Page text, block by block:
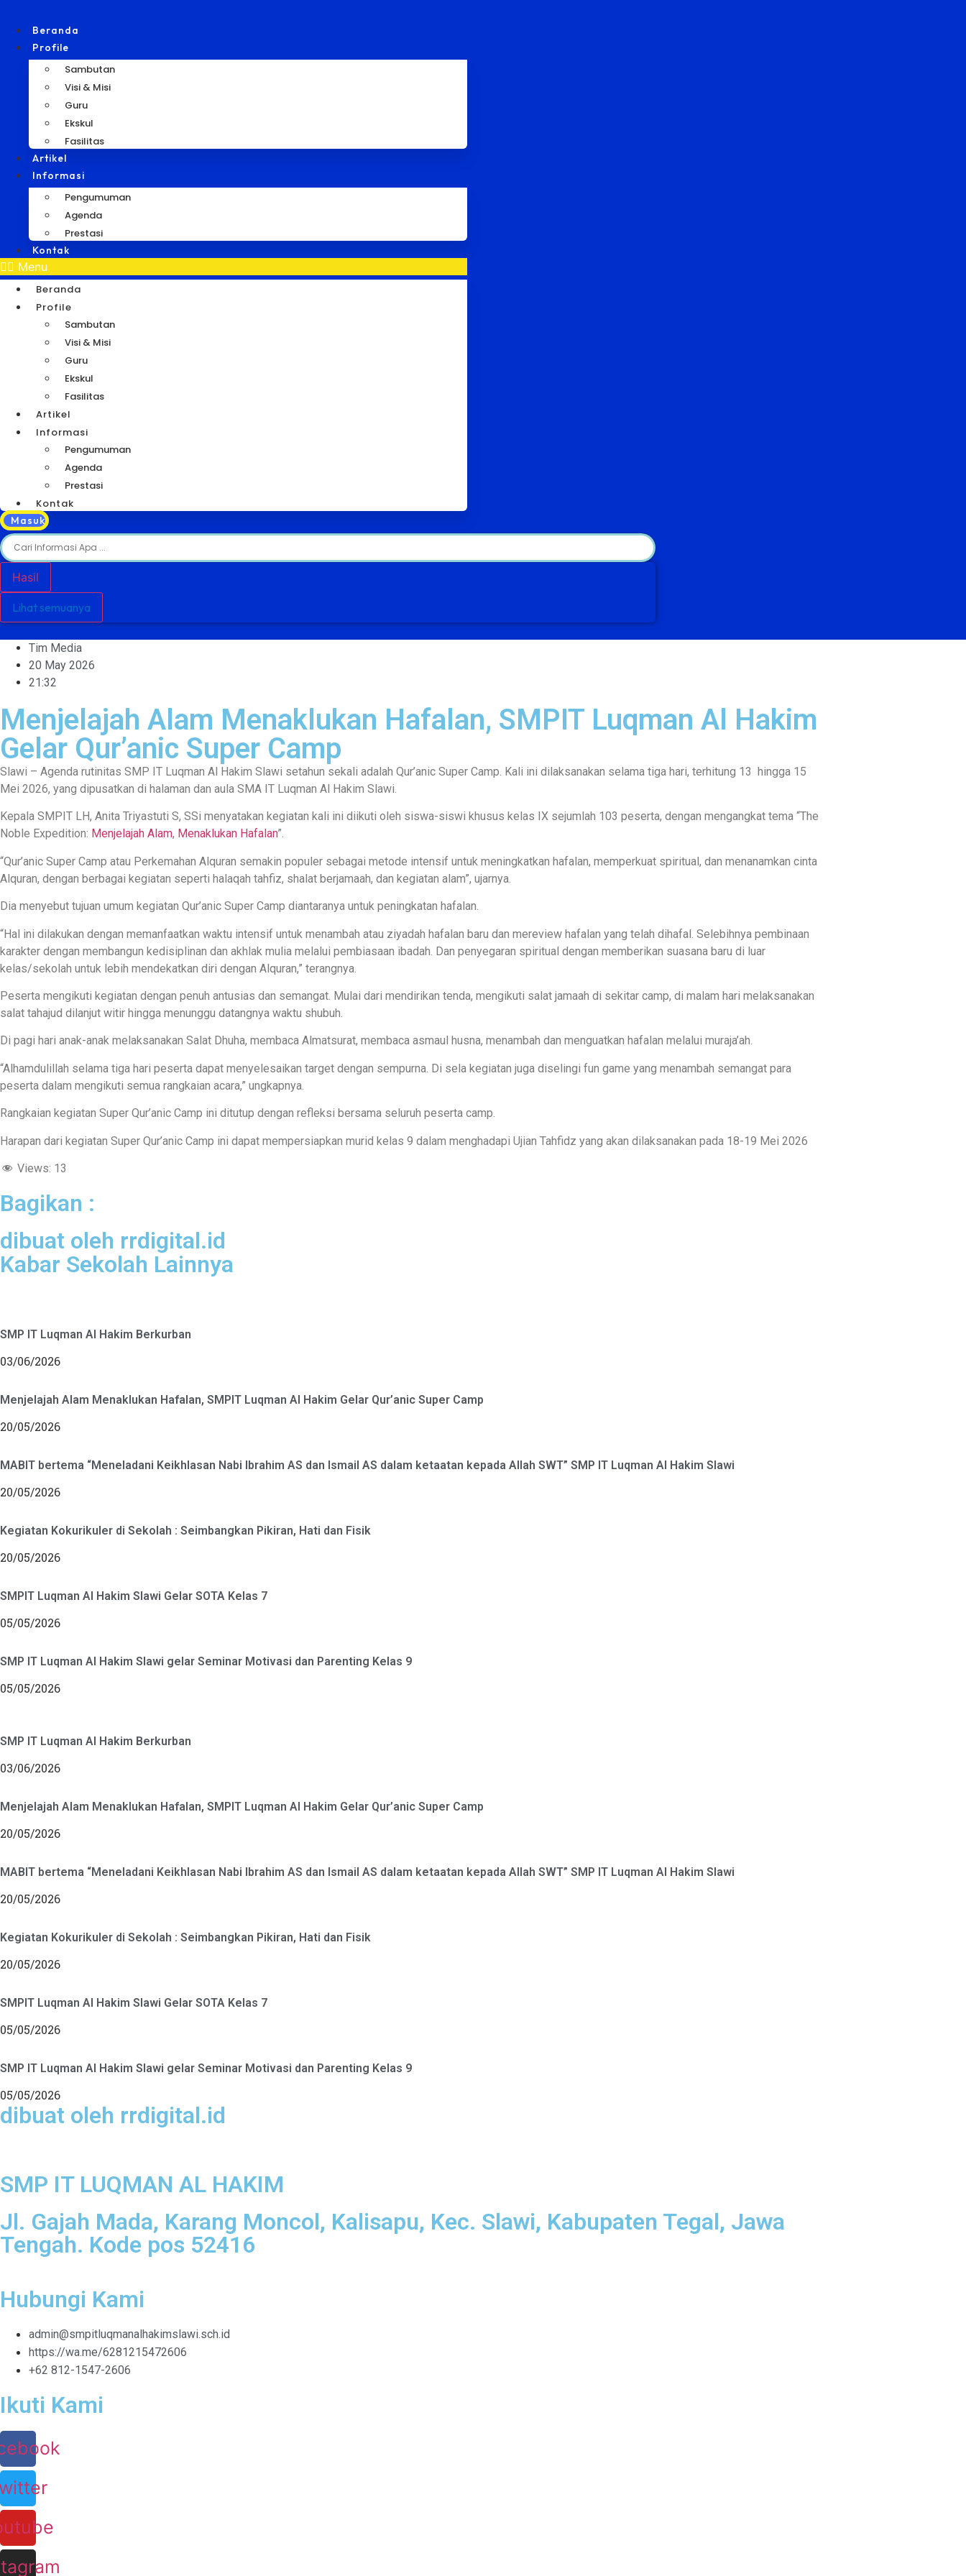
Beranda
Profile
Sambutan
Visi & Misi
Guru
Ekskul
Fasilitas
Artikel
Informasi
Pengumuman
Agenda
Prestasi
Kontak
Menu
Beranda
Profile
Sambutan
Visi & Misi
Guru
Ekskul
Fasilitas
Artikel
Informasi
Pengumuman
Agenda
Prestasi
Kontak
Masuk
Hasil
Lihat semuanya
Tim Media
20 May 2026
21:32
Menjelajah Alam Menaklukan Hafalan, SMPIT Luqman Al Hakim
Gelar Qur’anic Super Camp
Slawi – Agenda rutinitas SMP IT Luqman Al Hakim Slawi setahun sekali adalah Qur’anic Super Camp. Kali ini dilaksanakan selama tiga hari, terhitung 13 hingga 15
Mei 2026, yang dipusatkan di halaman dan aula SMA IT Luqman Al Hakim Slawi.
Kepala SMPIT LH, Anita Triyastuti S, SSi menyatakan kegiatan kali ini diikuti oleh siswa-siswi khusus kelas IX sejumlah 103 peserta, dengan mengangkat tema “The
Noble Expedition: Menjelajah Alam, Menaklukan Hafalan”.
“Qur’anic Super Camp atau Perkemahan Alquran semakin populer sebagai metode intensif untuk meningkatkan hafalan, memperkuat spiritual, dan menanamkan cinta
Alquran, dengan berbagai kegiatan seperti halaqah tahfiz, shalat berjamaah, dan kegiatan alam”, ujarnya.
Dia menyebut tujuan umum kegiatan Qur’anic Super Camp diantaranya untuk peningkatan hafalan.
“Hal ini dilakukan dengan memanfaatkan waktu intensif untuk menambah atau ziyadah hafalan baru dan mereview hafalan yang telah dihafal. Selebihnya pembinaan
karakter dengan membangun kedisiplinan dan akhlak mulia melalui pembiasaan ibadah. Dan penyegaran spiritual dengan memberikan suasana baru di luar
kelas/sekolah untuk lebih mendekatkan diri dengan Alquran,” terangnya.
Peserta mengikuti kegiatan dengan penuh antusias dan semangat. Mulai dari mendirikan tenda, mengikuti salat jamaah di sekitar camp, di malam hari melaksanakan
salat tahajud dilanjut witir hingga menunggu datangnya waktu shubuh.
Di pagi hari anak-anak melaksanakan Salat Dhuha, membaca Almatsurat, membaca asmaul husna, menambah dan menguatkan hafalan melalui muraja’ah.
“Alhamdulillah selama tiga hari peserta dapat menyelesaikan target dengan sempurna. Di sela kegiatan juga diselingi fun game yang menambah semangat para
peserta dalam mengikuti semua rangkaian acara,” ungkapnya.
Rangkaian kegiatan Super Qur’anic Camp ini ditutup dengan refleksi bersama seluruh peserta camp.
Harapan dari kegiatan Super Qur’anic Camp ini dapat mempersiapkan murid kelas 9 dalam menghadapi Ujian Tahfidz yang akan dilaksanakan pada 18-19 Mei 2026
Views: 13
Bagikan :
dibuat oleh rrdigital.id
Kabar Sekolah Lainnya
SMP IT Luqman Al Hakim Berkurban
03/06/2026
Menjelajah Alam Menaklukan Hafalan, SMPIT Luqman Al Hakim Gelar Qur’anic Super Camp
20/05/2026
MABIT bertema “Meneladani Keikhlasan Nabi Ibrahim AS dan Ismail AS dalam ketaatan kepada Allah SWT” SMP IT Luqman Al Hakim Slawi
20/05/2026
Kegiatan Kokurikuler di Sekolah : Seimbangkan Pikiran, Hati dan Fisik
20/05/2026
SMPIT Luqman Al Hakim Slawi Gelar SOTA Kelas 7
05/05/2026
SMP IT Luqman Al Hakim Slawi gelar Seminar Motivasi dan Parenting Kelas 9
05/05/2026
SMP IT Luqman Al Hakim Berkurban
03/06/2026
Menjelajah Alam Menaklukan Hafalan, SMPIT Luqman Al Hakim Gelar Qur’anic Super Camp
20/05/2026
MABIT bertema “Meneladani Keikhlasan Nabi Ibrahim AS dan Ismail AS dalam ketaatan kepada Allah SWT” SMP IT Luqman Al Hakim Slawi
20/05/2026
Kegiatan Kokurikuler di Sekolah : Seimbangkan Pikiran, Hati dan Fisik
20/05/2026
SMPIT Luqman Al Hakim Slawi Gelar SOTA Kelas 7
05/05/2026
SMP IT Luqman Al Hakim Slawi gelar Seminar Motivasi dan Parenting Kelas 9
05/05/2026
dibuat oleh rrdigital.id
SMP IT LUQMAN AL HAKIM
Jl. Gajah Mada, Karang Moncol, Kalisapu, Kec. Slawi, Kabupaten Tegal, Jawa
Tengah. Kode pos 52416
Hubungi Kami
admin@smpitluqmanalhakimslawi.sch.id
https://wa.me/6281215472606
+62 812-1547-2606
Ikuti Kami